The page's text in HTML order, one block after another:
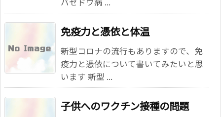
免疫力と憑依と体温
新型コロナの流行もありますので、免
疫力と憑依について書いてみたいと思
います 新型 ...
子供へのワクチン接種の問題